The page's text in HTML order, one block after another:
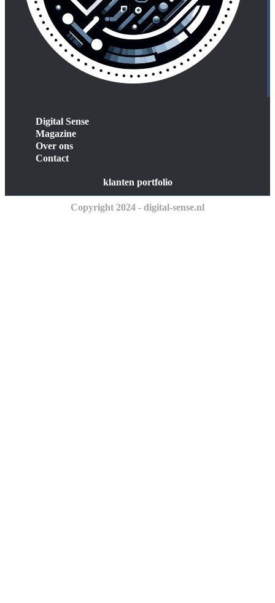
Digital Sense
Magazine
Over ons
Contact
klanten portfolio
Copyright 2024 - digital-sense.nl